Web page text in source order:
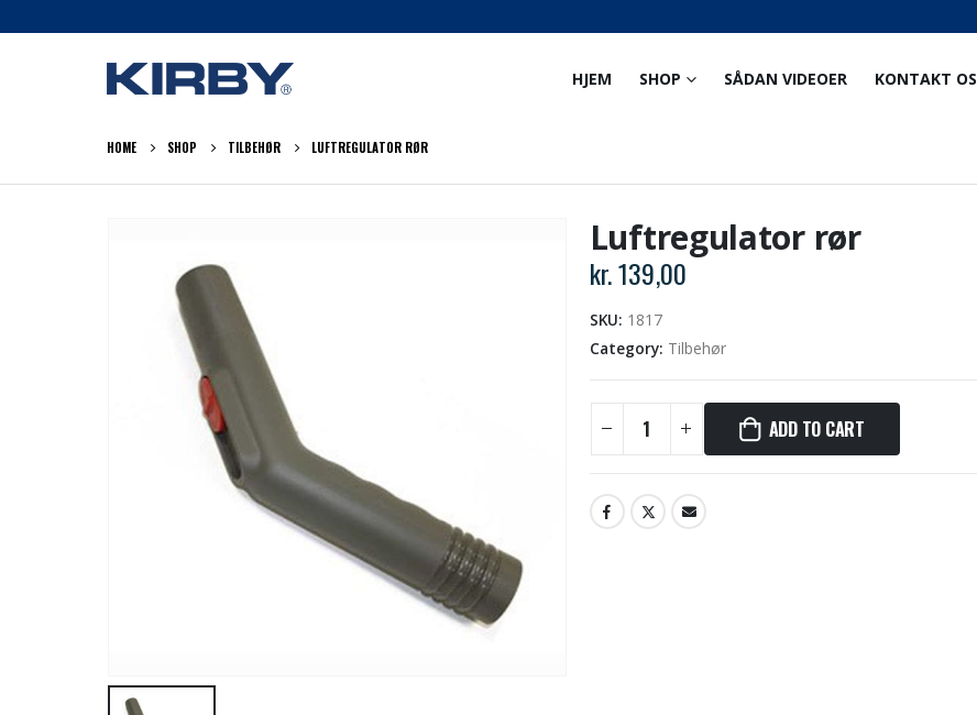
HJEM SHOP SÅDAN VIDEOER KONTAKT OS
HOME SHOP TILBEHØR LUFTREGULATOR RØR
Luftregulator rør
kr.139,00
SKU: 1817
Category: Tilbehør
ADD TO CART